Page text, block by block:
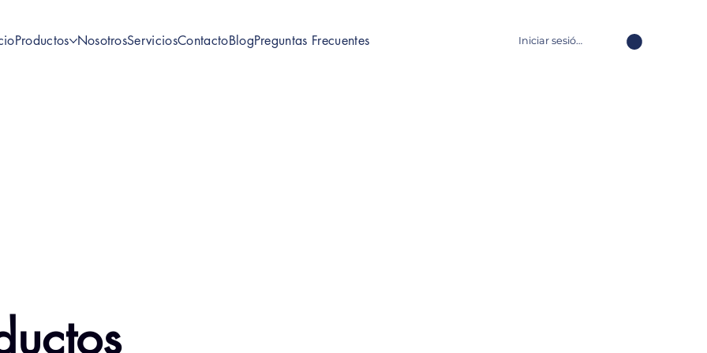
Iniciar sesión
Productos NosotrosServiciosContactoBlogPreguntas Frecuentes